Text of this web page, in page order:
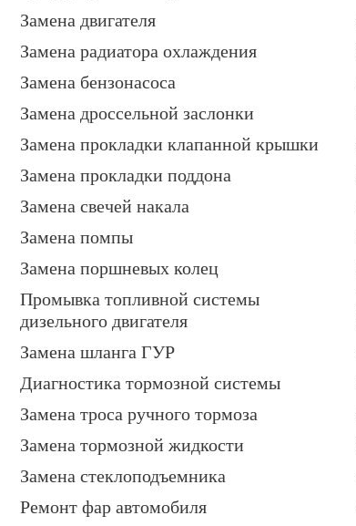
Замена двигателя
Замена радиатора охлаждения
Замена бензонасоса
Замена дроссельной заслонки
Замена прокладки клапанной крышки
Замена прокладки поддона
Замена свечей накала
Замена помпы
Замена поршневых колец
Промывка топливной системы
дизельного двигателя
Замена шланга ГУР
Диагностика тормозной системы
Замена троса ручного тормоза
Замена тормозной жидкости
Замена стеклоподъемника
Ремонт фар автомобиля